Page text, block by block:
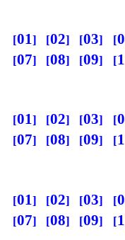
01 02 03
07
08 09
01 02 03
07
08 09
01 02 03
07
08 09